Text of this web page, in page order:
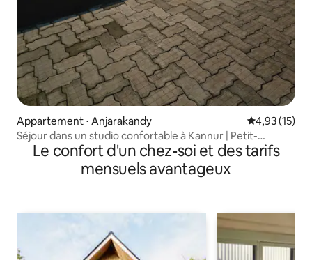
Appartement ⋅ Anjarakandy Évaluation
4,93 (15)
Séjour dans un studio confortable à Kannur | Petit-
déjeuner gratuit
Le confort d'un chez-soi et des tarifs
mensuels avantageux